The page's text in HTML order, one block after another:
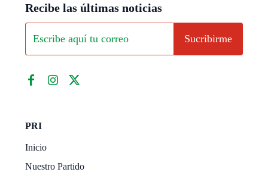
Recibe las últimas noticias
Sucribirme
PRI
Inicio
Nuestro Partido